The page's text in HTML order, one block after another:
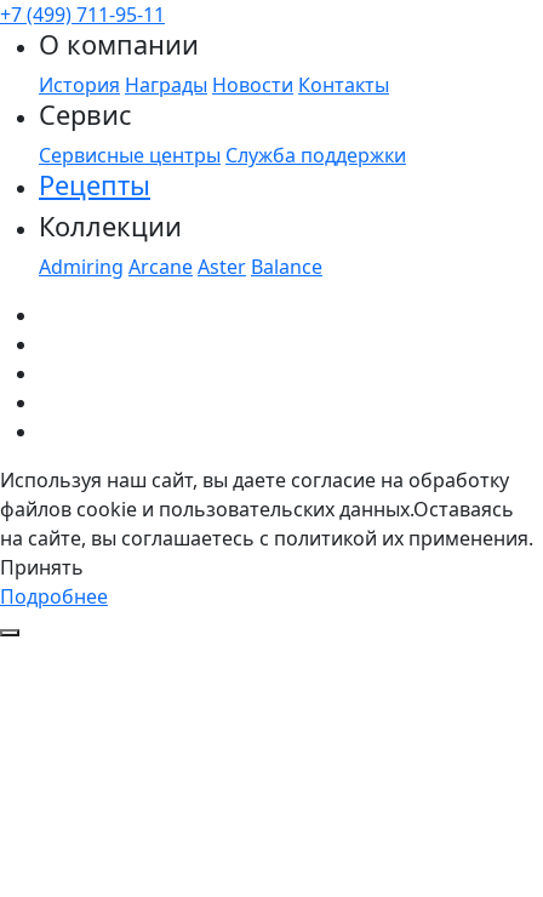
+7 (499) 711-95-11
О компании
История Награды Новости Контакты
Сервис
Сервисные центры Служба поддержки
Рецепты
Коллекции
Admiring ArcaneAster Balance
Используя наш сайт, вы даете согласие на обработку
файлов cookie и пользовательских данных.Оставаясь
на сайте, вы соглашаетесь с политикой их применения.
Принять
Подробнее